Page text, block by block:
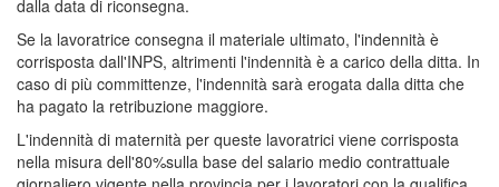
dalla data di riconsegna.
Se la lavoratrice consegna il materiale ultimato, l'indennità è
corrisposta dall'INPS, altrimenti l'indennità è a carico della ditta. In
caso di più committenze, l'indennità sarà erogata dalla ditta che
ha pagato la retribuzione maggiore.
L'indennità di maternità per queste lavoratrici viene corrisposta
nella misura dell'80%sulla base del salario medio contrattuale